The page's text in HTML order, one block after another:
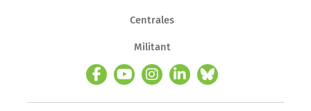
Centrales
Militant